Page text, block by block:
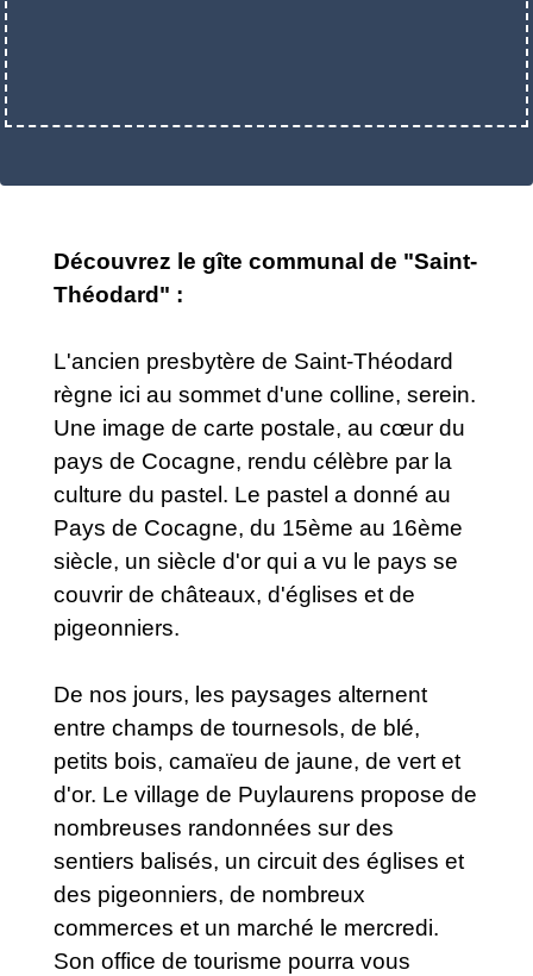
Découvrez le gîte communal de "Saint-
Théodard" :
L'ancien presbytère de Saint-Théodard
règne ici au sommet d'une colline, serein.
Une image de carte postale, au cœur du
pays de Cocagne, rendu célèbre par la
culture du pastel. Le pastel a donné au
Pays de Cocagne, du 15ème au 16ème
siècle, un siècle d'or qui a vu le pays se
couvrir de châteaux, d'églises et de
pigeonniers.
De nos jours, les paysages alternent
entre champs de tournesols, de blé,
petits bois, camaïeu de jaune, de vert et
d'or. Le village de Puylaurens propose de
nombreuses randonnées sur des
sentiers balisés, un circuit des églises et
des pigeonniers, de nombreux
commerces et un marché le mercredi.
Son office de tourisme pourra vous